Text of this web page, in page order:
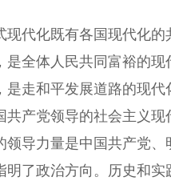
化既有各国现代化的
是全体人民共同富裕的
是走和平发展道路的现
共产党领导的社会主义
领导力量是中国共产党
明了政治方向。历史和